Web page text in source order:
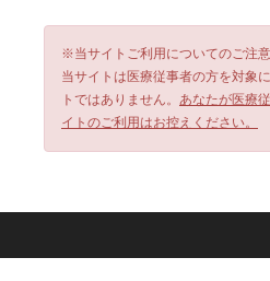
※当サイトご利用についてのご注意
当サイトは医療従事者の方を対象
トではありません。 あなたが医療
イトのご利用はお控えください。